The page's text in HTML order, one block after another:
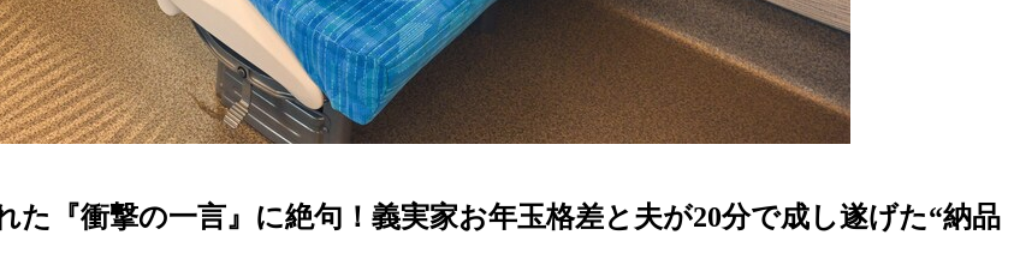
『衝撃の一言』に絶句！義実家お年玉格差と夫が20分で成し遂げた“納品